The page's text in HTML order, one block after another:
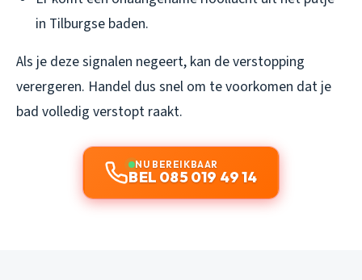
in Tilburgse baden.
Als je deze signalen negeert, kan de verstopping
verergeren. Handel dus snel om te voorkomen dat je
bad volledig verstopt raakt.
NU BEREIKBAAR
BEL 085 019 49 14